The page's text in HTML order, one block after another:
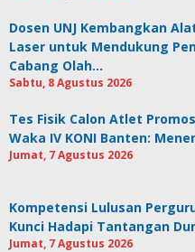
Dosen UNJ Kembangkan
Laser untuk Mendukung
Cabang Olah…
Sabtu, 8 Agustus 2026
Tes Fisik Calon Atlet
Waka IV KONI Banten:
Jumat, 7 Agustus 2026
Kompetensi Lulusan
Kunci Hadapi Tantangan
Jumat, 7 Agustus 2026